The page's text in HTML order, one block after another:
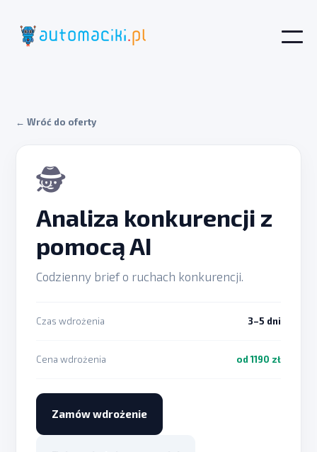
← Wróć do oferty
🕵️
Analiza konkurencji z
pomocą AI
Codzienny brief o ruchach konkurencji.
Czas wdrożenia 3–5 dni
Cena wdrożenia od 1190 zł
Zamów wdrożenie